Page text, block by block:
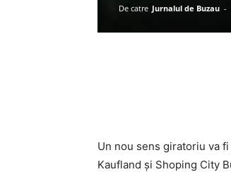
De catre Jurnalul de Buzau -
Un nou sens giratoriu va
Kaufland şi Shoping City